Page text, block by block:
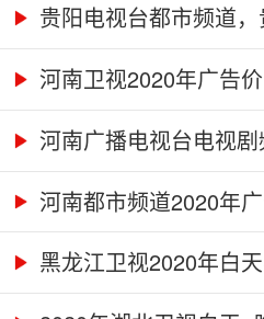
贵阳电视台都市频道
道...河南卫视2020年广告
河南广播电视台电视
河南都市频道2020年
黑龙江卫视2020年白